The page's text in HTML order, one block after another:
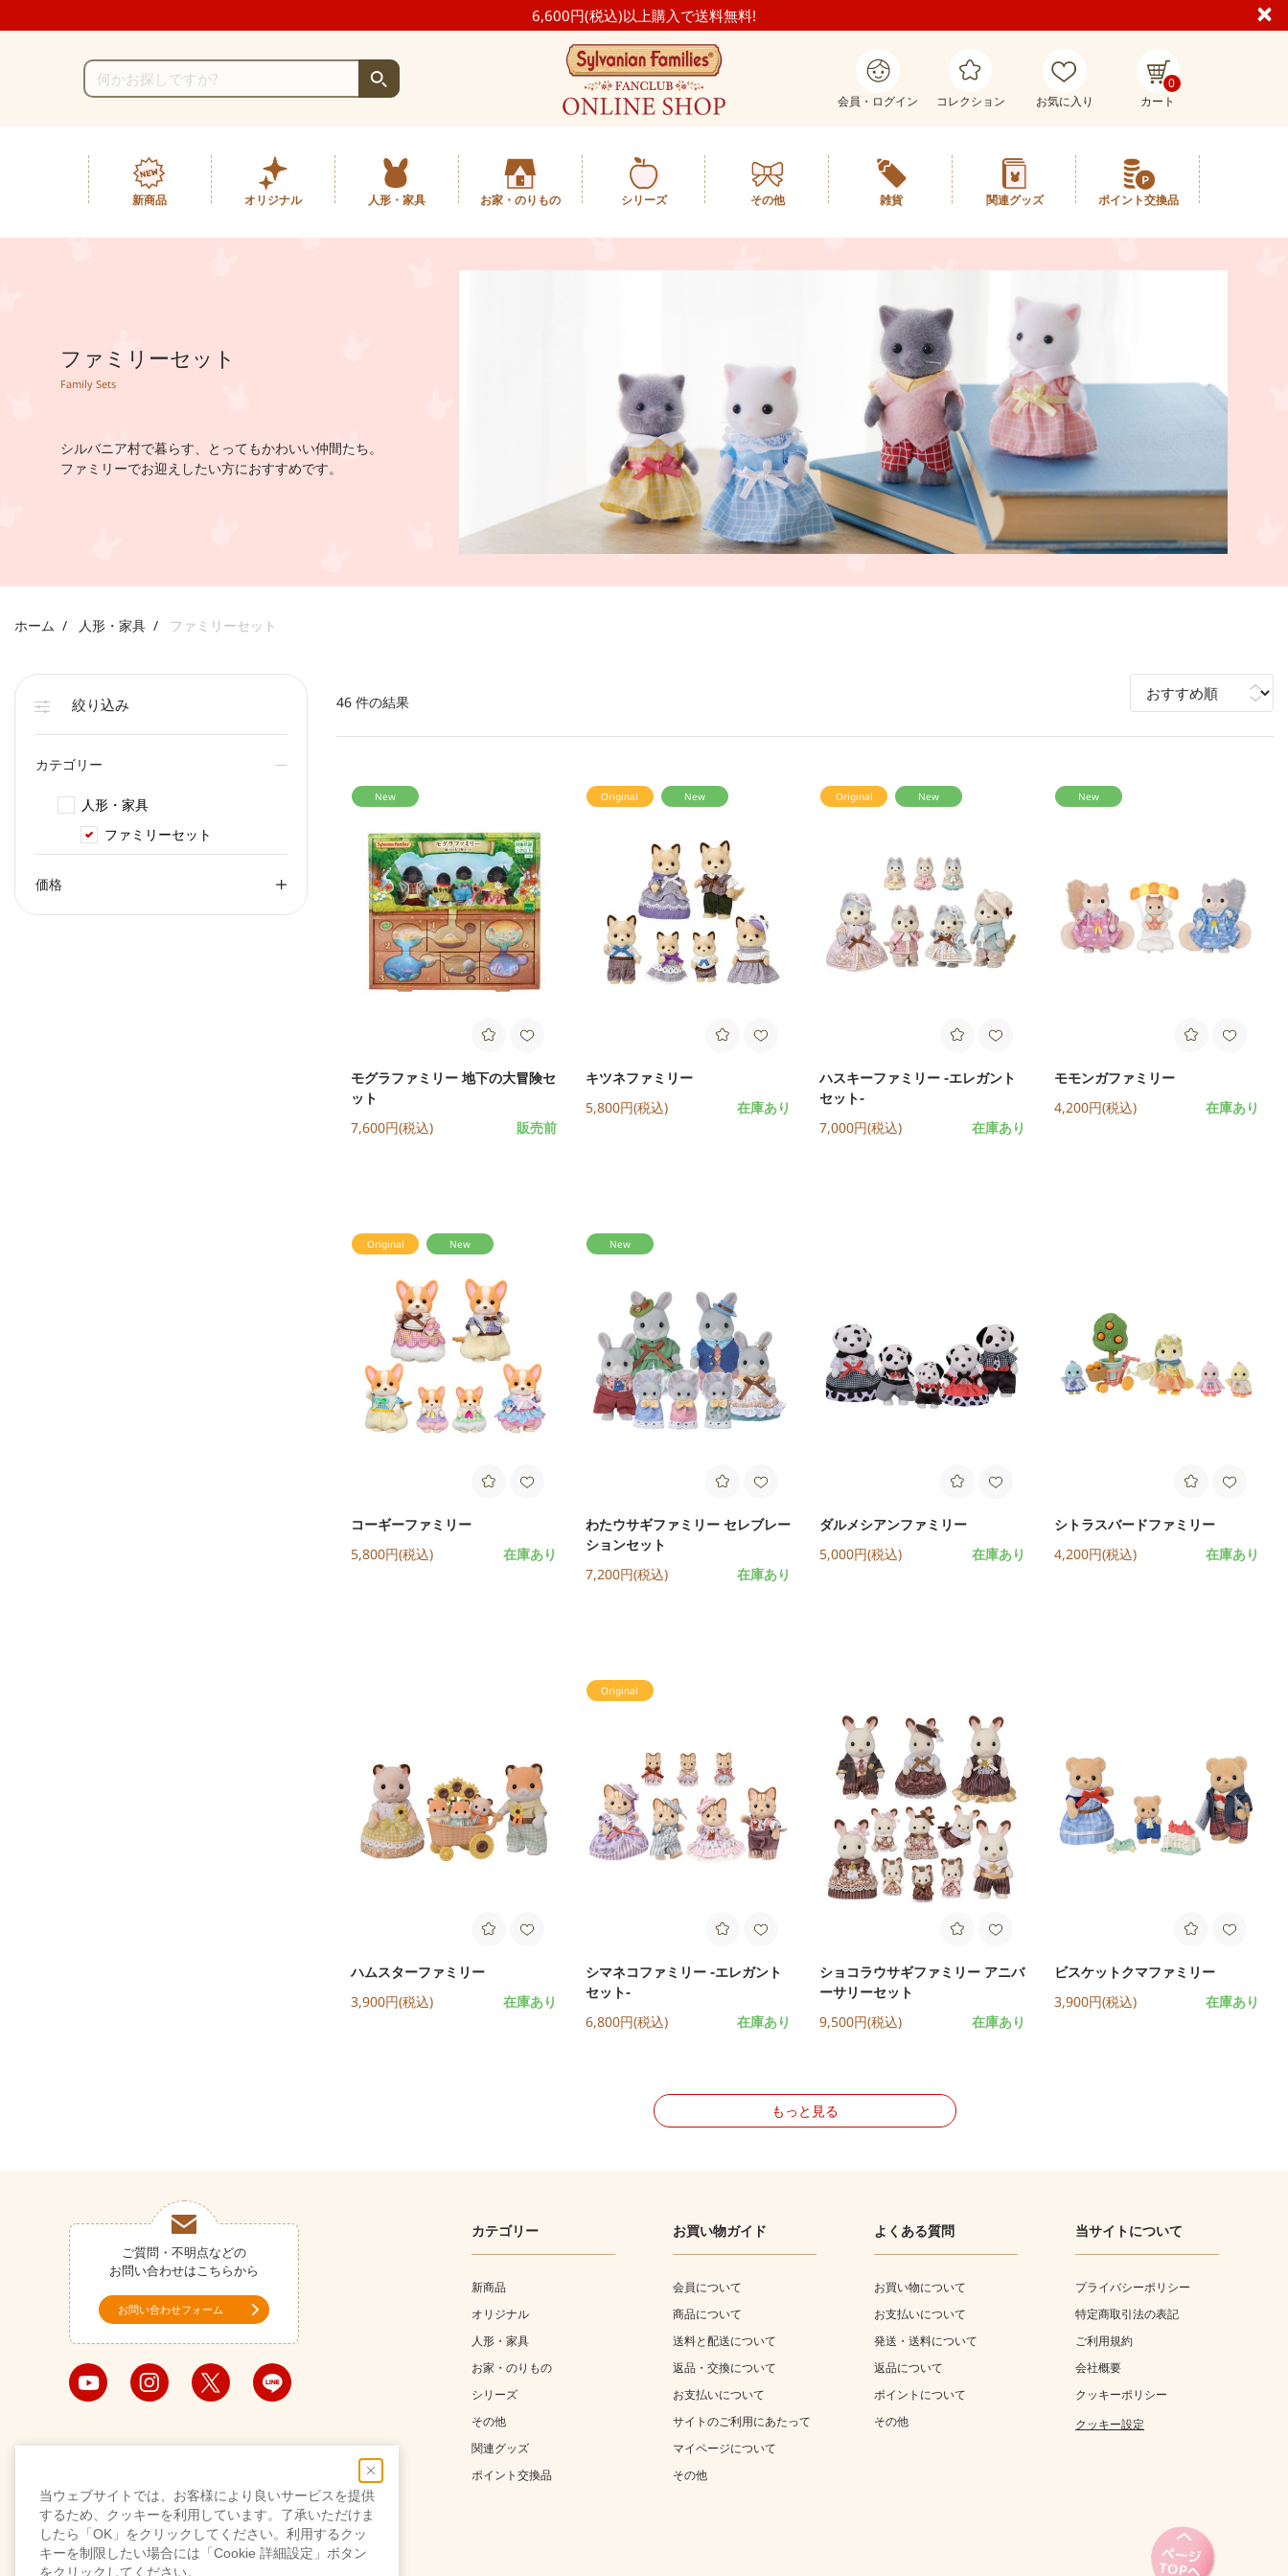
6,600円(税込)以上購入で送料無料!
会員・ログイン コレクション お気に入り
0
カート
新商品 オリジナル 人形・家具 お家・のりもの シリーズ その他 雑貨 関連グッズ ポイント交換品
ファミリーセット
Family Sets
シルバニア村で暮らす、とってもかわいい仲間たち。
ファミリーでお迎えしたい方におすすめです。
ホーム 人形・家具 ファミリーセット
46 件の結果
絞り込み
カテゴリー
人形・家具
ファミリーセット
選択中 現在カテゴリーで絞り込み中: ファミリーセット
価格
New
モグラファミリー 地下の大冒険セ
ット
7,600円(税込)
販売前
Original New
キツネファミリー
5,800円(税込)
在庫あり
Original New
ハスキーファミリー -エレガント
セット-
7,000円(税込)
在庫あり
New
モモンガファミリー
4,200円(税込)
在庫あり
Original New
コーギーファミリー
5,800円(税込)
在庫あり
New
わたウサギファミリー セレブレー
ションセット
7,200円(税込)
在庫あり
ダルメシアンファミリー
5,000円(税込)
在庫あり
シトラスバードファミリー
4,200円(税込)
在庫あり
ハムスターファミリー
3,900円(税込)
在庫あり
Original
シマネコファミリー -エレガント
セット-
6,800円(税込)
在庫あり
ショコラウサギファミリー アニバ
ーサリーセット
9,500円(税込)
在庫あり
ビスケットクマファミリー
3,900円(税込)
在庫あり
もっと見る
ご質問・不明点などの
お問い合わせはこちらから
お問い合わせフォーム
カテゴリー
新商品
オリジナル
人形・家具
お家・のりもの
シリーズ
その他
関連グッズ
ポイント交換品
お買い物ガイド
会員について
商品について
送料と配送について
返品・交換について
お支払いについて
サイトのご利用にあたって
マイページについて
その他
よくある質問
お買い物について
お支払いについて
発送・送料について
返品について
ポイントについて
その他
当サイトについて
プライバシーポリシー
特定商取引法の表記
ご利用規約
会社概要
クッキーポリシー
クッキー設定
当ウェブサイトでは、お客様により良いサービスを提供
するため、クッキーを利用しています。了承いただけま
したら「OK」をクリックしてください。利用するクッ
キーを制限したい場合には「Cookie 詳細設定」ボタン
をクリックしてください。